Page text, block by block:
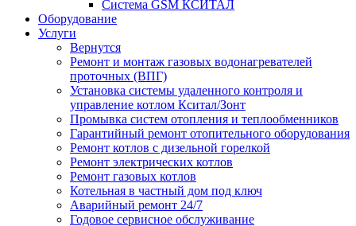
Система GSM КСИТАЛ
Оборудование
Услуги
Вернутся
Ремонт и монтаж газовых водонагревателей
проточных (ВПГ)
Установка системы удаленного контроля и
управление котлом Кситал/Зонт
Промывка систем отопления и теплообменников
Гарантийный ремонт отопительного оборудования
Ремонт котлов с дизельной горелкой
Ремонт электрических котлов
Ремонт газовых котлов
Котельная в частный дом под ключ
Аварийный ремонт 24/7
Годовое сервисное обслуживание